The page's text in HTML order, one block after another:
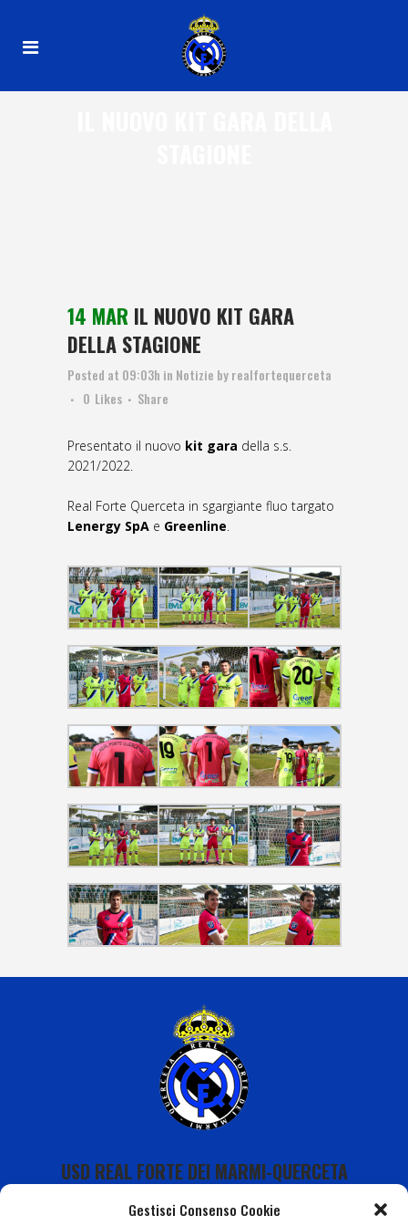
Gestisci Consenso Cookie
14 MAR IL NUOVO KIT GARA
DELLA STAGIONE
Posted at 09:03h in Notizie byrealfortequerceta
0 Likes Share
Presentato il nuovo kit gara della s.s.
2021/2022.
Real Forte Querceta in sgargiante fluo targato
Lenergy SpA e Greenline.
USD REAL FORTE DEI MARMI-QUERCETA